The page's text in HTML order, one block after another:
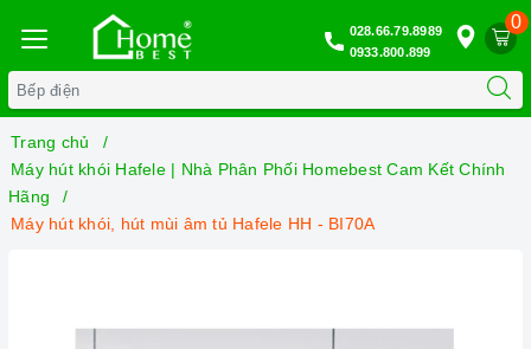
0
028.66.79.8989
0933.800.899
Trang chủ
Máy hút khói Hafele | Nhà Phân Phối Homebest Cam Kết Chính
Hãng
Máy hút khói, hút mùi âm tủ Hafele HH - BI70A